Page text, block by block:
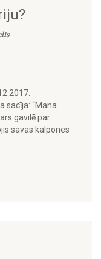
sacīja: “Mana
gavilē par
savas kalpones